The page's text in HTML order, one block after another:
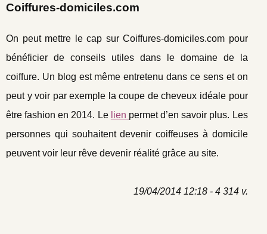
Coiffures-domiciles.com
On peut mettre le cap sur Coiffures-domiciles.com pour
bénéficier de conseils utiles dans le domaine de la
coiffure. Un blog est même entretenu dans ce sens et on
peut y voir par exemple la coupe de cheveux idéale pour
être fashion en 2014. Le lien permet d’en savoir plus. Les
personnes qui souhaitent devenir coiffeuses à domicile
peuvent voir leur rêve devenir réalité grâce au site.
19/04/2014 12:18 - 4 314 v.